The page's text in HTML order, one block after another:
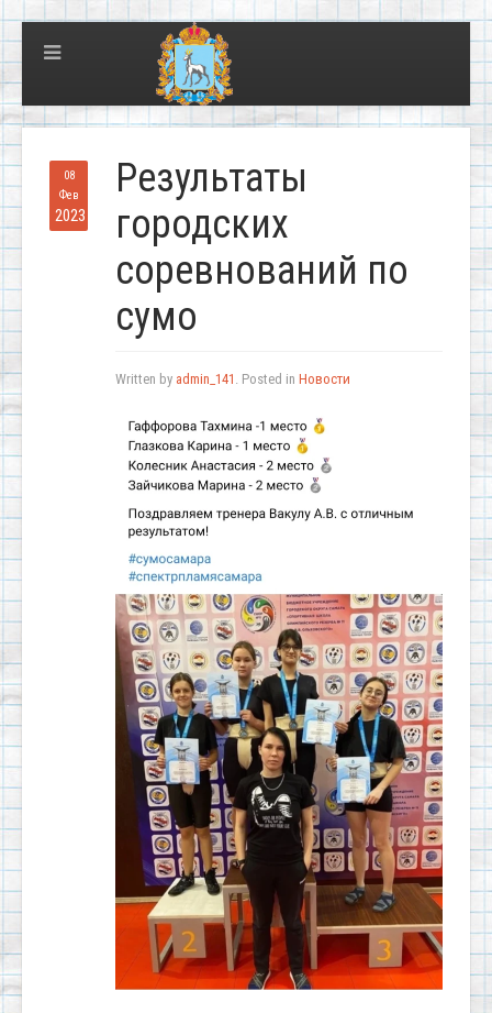
08
Фев
2023
Результаты
городских
соревнований по
сумо
Written by admin_141 . Posted in Новости